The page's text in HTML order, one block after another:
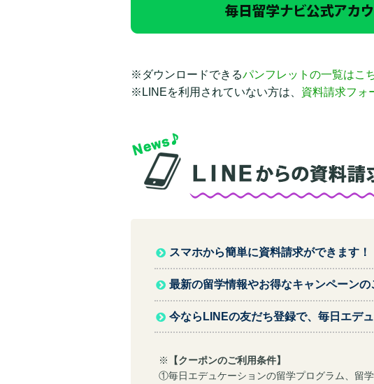
※ダウンロードできるパンフレットの一覧はこ
※LINEを利用されていない方は、 資料請求フォ
スマホから簡単に資料請求ができます！
最新の留学情報やお得なキャンペーン
今ならLINEの友だち登録で、毎日エデ
※
【クーポンのご利用条件】
①毎日エデュケーションの留学プログラム、留